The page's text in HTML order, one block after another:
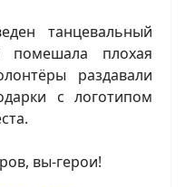
танцевальный
плохая
раздавали
с логотипом
вы-герои!